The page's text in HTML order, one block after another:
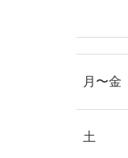
月〜金
土